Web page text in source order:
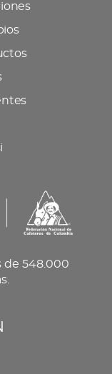
de 548.000